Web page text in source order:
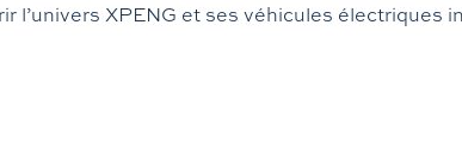
XPENG et ses véhicules électriques